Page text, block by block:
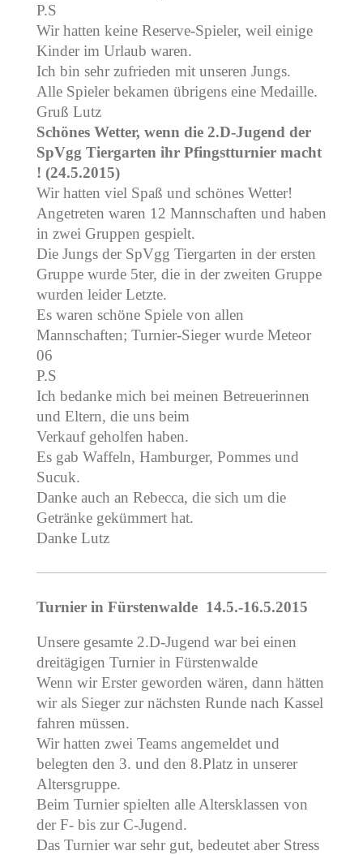
P.S
Wir hatten keine Reserve-Spieler, weil einige
Kinder im Urlaub waren.
Ich bin sehr zufrieden mit unseren Jungs.
Alle Spieler bekamen übrigens eine Medaille.
Gruß Lutz
Schönes Wetter, wenn die 2.D-Jugend der
SpVgg Tiergarten ihr Pfingstturnier macht
! (24.5.2015)
Wir hatten viel Spaß und schönes Wetter!
Angetreten waren 12 Mannschaften und haben
in zwei Gruppen gespielt.
Die Jungs der SpVgg Tiergarten in der ersten
Gruppe wurde 5ter, die in der zweiten Gruppe
wurden leider Letzte.
Es waren schöne Spiele von allen
Mannschaften; Turnier-Sieger wurde Meteor
06
P.S
Ich bedanke mich bei meinen Betreuerinnen
und Eltern, die uns beim
Verkauf geholfen haben.
Es gab Waffeln, Hamburger, Pommes und
Sucuk.
Danke auch an Rebecca, die sich um die
Getränke gekümmert hat.
Danke Lutz
Turnier in Fürstenwalde 14.5.-16.5.2015
Unsere gesamte 2.D-Jugend war bei einen
dreitägigen Turnier in Fürstenwalde
Wenn wir Erster geworden wären, dann hätten
wir als Sieger zur nächsten Runde nach Kassel
fahren müssen.
Wir hatten zwei Teams angemeldet und
belegten den 3. und den 8.Platz in unserer
Altersgruppe.
Beim Turnier spielten alle Altersklassen von
der F- bis zur C-Jugend.
Das Turnier war sehr gut, bedeutet aber Stress